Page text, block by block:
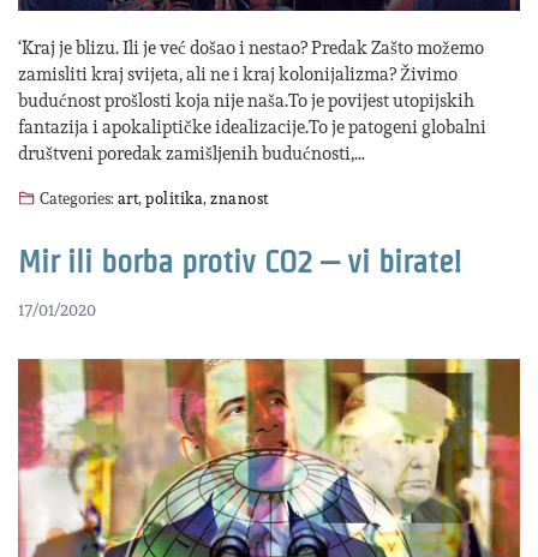
‘Kraj je blizu. Ili je već došao i nestao? Predak Zašto možemo
zamisliti kraj svijeta, ali ne i kraj kolonijalizma? Živimo
budućnost prošlosti koja nije naša.To je povijest utopijskih
fantazija i apokaliptičke idealizacije.To je patogeni globalni
društveni poredak zamišljenih budućnosti,…
Categories:art,politika,znanost
Mir ili borba protiv CO2 – vi birate!
17/01/2020